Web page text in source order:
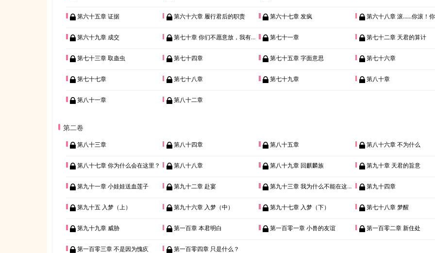
第六十五章 证据 第六十六章 履行君后的职责 第六十七章 发疯 第六十八章 滚……你滚！你给
第六十九章 成交 第七十章 你们不愿意放，我有什么办法？ 第七十一章 第七十二章 天君的算计
第七十三章 取蛊虫 第七十四章 第七十五章 字面意思 第七十六章
第七十七章 第七十八章 第七十九章 第八十章
第八十一章 第八十二章
第二卷
第八十三章 第八十四章 第八十五章 第八十六章 不为什么
第八十七章 你为什么会在这里？ 第八十八章 第八十九章 回麒麟族 第九十章 天君的旨意
第九十一章 小娃娃送血莲子 第九十二章 赴宴 第九十三章 我为什么不能在这里？ 第九十四章
第九十五 入梦（上） 第九十六章 入梦（中） 第九十七章 入梦（下） 第七十八章 梦醒
第九十九章 威胁 第一百章 本君明白 第一百零一章 小兽的友谊 第一百零二章 新住处
第一百零三章 不是因为愧疚 第一百零四章 只是什么？